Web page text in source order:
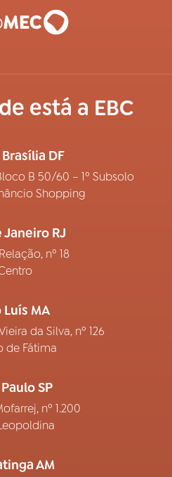
está a EBC
DF
B 50/60 – 1º Subsolo
Shopping
Janeiro RJ
nº 18
Luís MA
da Silva, nº 126
de Fátima
SP
nº 1.200
AM